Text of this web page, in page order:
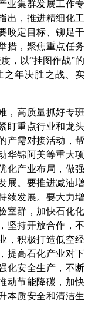
集群发展工作专
出，推进精细化工
咬定目标、铆足干
措，聚焦重点任务
，以“挂图作战”的
之年决胜之战、实
高质量抓好专班
盯重点行业和龙头
产需对接活动，帮
华锦阿美等重大项
化产业布局，做强
展。要推进减油增
续发展。要大力增
室群，加快石化化
坚持开放合作，不
，积极打造低空经
提高石化产业对下
化安全生产，不断
动节能降碳，加快
本质安全和清洁生